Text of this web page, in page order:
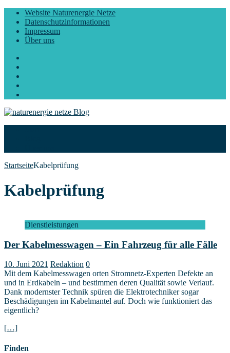
Website Naturenergie Netze
Datenschutzinformationen
Impressum
Über uns
StartseiteKabelprüfung
Kabelprüfung
Dienstleistungen
Der Kabelmesswagen – Ein Fahrzeug für alle Fälle
10. Juni 2021 Redaktion 0
Mit dem Kabelmesswagen orten Stromnetz-Experten Defekte an
und in Erdkabeln – und bestimmen deren Qualität sowie Verlauf.
Dank modernster Technik spüren die Elektrotechniker sogar
Beschädigungen im Kabelmantel auf. Doch wie funktioniert das
eigentlich?
[…]
Finden